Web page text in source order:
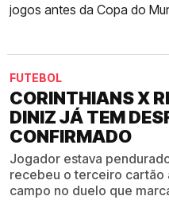
jogos antes da Copa do
FUTEBOL
CORINTHIANS X
DINIZ JÁ TEM
CONFIRMADO
Jogador estava
recebeu o terceiro cartão
campo no duelo que